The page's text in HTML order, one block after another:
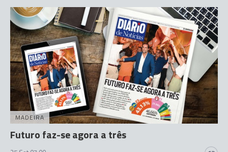
MADEIRA
Futuro faz-se agora a três